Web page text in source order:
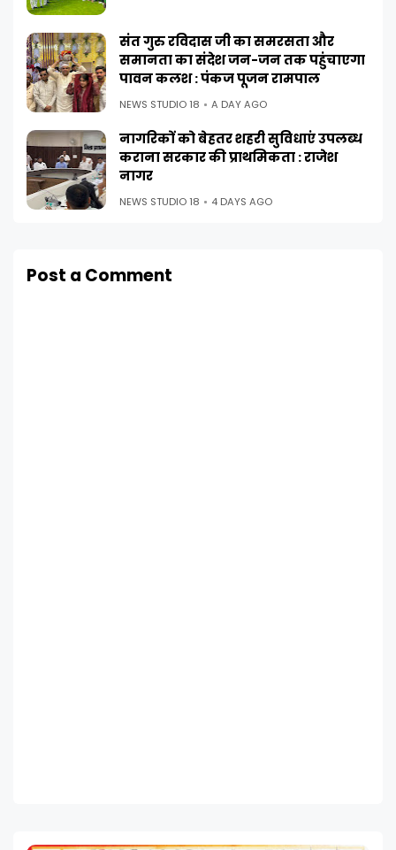
संत गुरु रविदास जी का समरसता और
समानता का संदेश जन-जन तक पहुंचाएगा
पावन कलश : पंकज पूजन रामपाल
NEWS STUDIO 18 A DAY AGO
नागरिकों को बेहतर शहरी सुविधाएं उपलब्ध
कराना सरकार की प्राथमिकता : राजेश
नागर
NEWS STUDIO 18 4 DAYS AGO
Post a Comment